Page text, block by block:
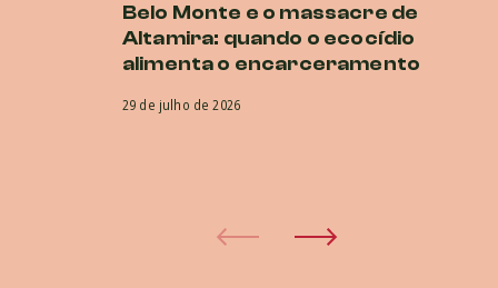
Belo Monte e o massacre de
Altamira: quando o ecocídio
alimenta o encarceramento
29 de julho de 2026